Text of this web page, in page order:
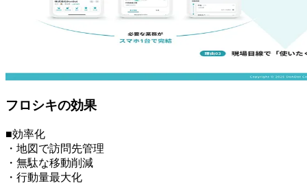
フロシキの効果
■効率化
・地図で訪問先管理
・無駄な移動削減
・行動量最大化